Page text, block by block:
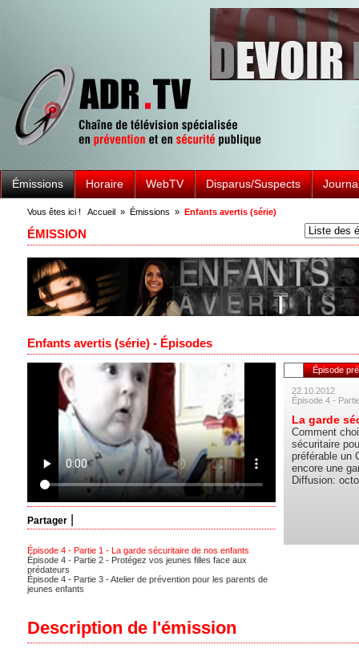
Émissions Horaire WebTV Disparus/Suspects
Vous êtes ici ! Accueil » Émissions » Enfants avertis (série)
ÉMISSION
Enfants avertis (série) - Épisodes
Partager
Épisode 4 - Partie 1 - La garde sécuritaire de nos enfants
Épisode 4 - Partie 2 - Protégez vos jeunes filles face aux
prédateurs
Épisode 4 - Partie 3 - Atelier de prévention pour les parents de
jeunes enfants
Épisode
22.10.2012
Épisode 4 -
La garde
Comment
sécuritaire
préférable un
encore une
Diffusion:
Description de l'émission